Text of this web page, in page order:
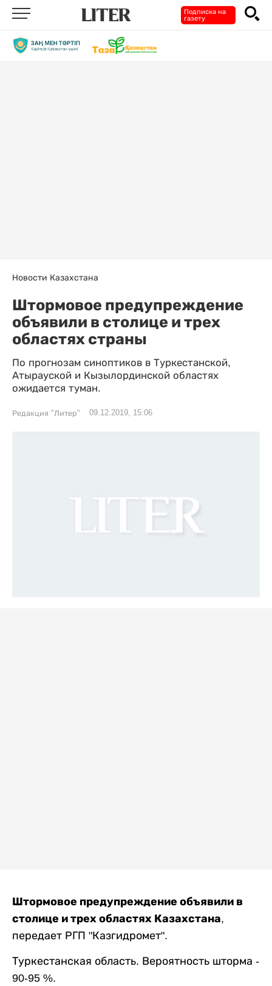
Подписка на
газету
Новости Казахстана
Штормовое предупреждение
объявили в столице и трех
областях страны
По прогнозам синоптиков в Туркестанской,
Атырауской и Кызылординской областях
ожидается туман.
Редакция "Литер" 09.12.2019, 15:06
Штормовое предупреждение объявили в
столице и трех областях Казахстана,
передает РГП "Казгидромет".
Туркестанская область. Вероятность шторма -
90-95 %.